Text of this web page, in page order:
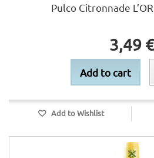
Pulco Citronnade
3,49 €
Add to cart
Add to Wishlist